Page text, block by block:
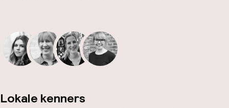
Lokale kenners